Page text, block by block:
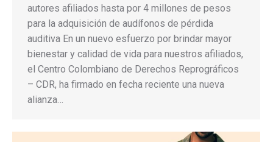
autores afiliados hasta por 4 millones de pesos
para la adquisición de audífonos de pérdida
auditiva En un nuevo esfuerzo por brindar mayor
bienestar y calidad de vida para nuestros afiliados,
el Centro Colombiano de Derechos Reprográficos
– CDR, ha firmado en fecha reciente una nueva
alianza…